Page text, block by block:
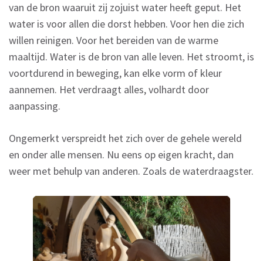
van de bron waaruit zij zojuist water heeft geput. Het
water is voor allen die dorst hebben. Voor hen die zich
willen reinigen. Voor het bereiden van de warme
maaltijd. Water is de bron van alle leven. Het stroomt, is
voortdurend in beweging, kan elke vorm of kleur
aannemen. Het verdraagt alles, volhardt door
aanpassing.
Ongemerkt verspreidt het zich over de gehele wereld
en onder alle mensen. Nu eens op eigen kracht, dan
weer met behulp van anderen. Zoals de waterdraagster.